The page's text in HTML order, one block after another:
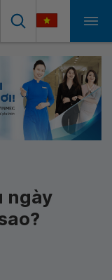
ngày